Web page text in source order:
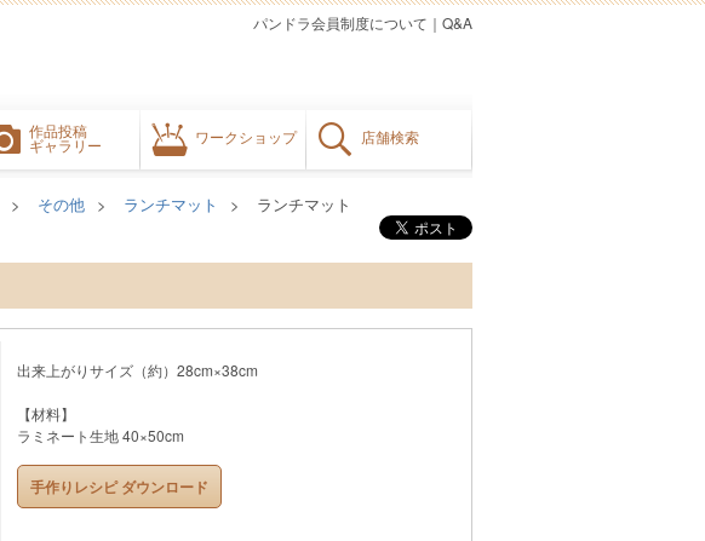
作品投稿
ギャラリー
ワークショップ 店舗検索
Q&A
｜
パンドラ会員制度について
その他 ランチマット ランチマット
出来上がりサイズ（約）28cm×38cm
【材料】
ラミネート生地 40×50cm
手作りレシピ ダウンロード